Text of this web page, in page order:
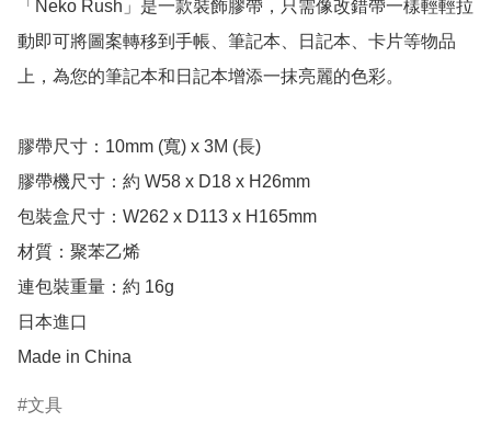
「Neko Rush」是一款裝飾膠帶，只需像改錯帶一樣輕輕拉
動即可將圖案轉移到手帳、筆記本、日記本、卡片等物品
上，為您的筆記本和日記本增添一抹亮麗的色彩。
膠帶尺寸：10mm (寬) x 3M (長)
膠帶機尺寸：約 W58 x D18 x H26mm
包裝盒尺寸：W262 x D113 x H165mm
材質：聚苯乙烯
連包裝重量：約 16g
日本進口
Made in China
文具